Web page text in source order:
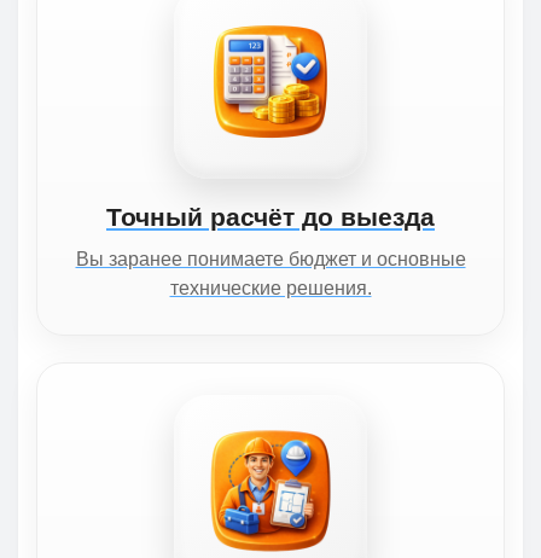
Точный расчёт до выезда
Вы заранее понимаете бюджет и основные
технические решения.